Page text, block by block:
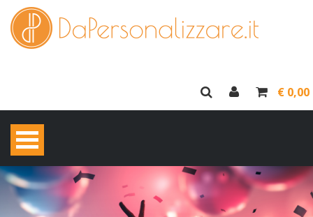
€ 0,00